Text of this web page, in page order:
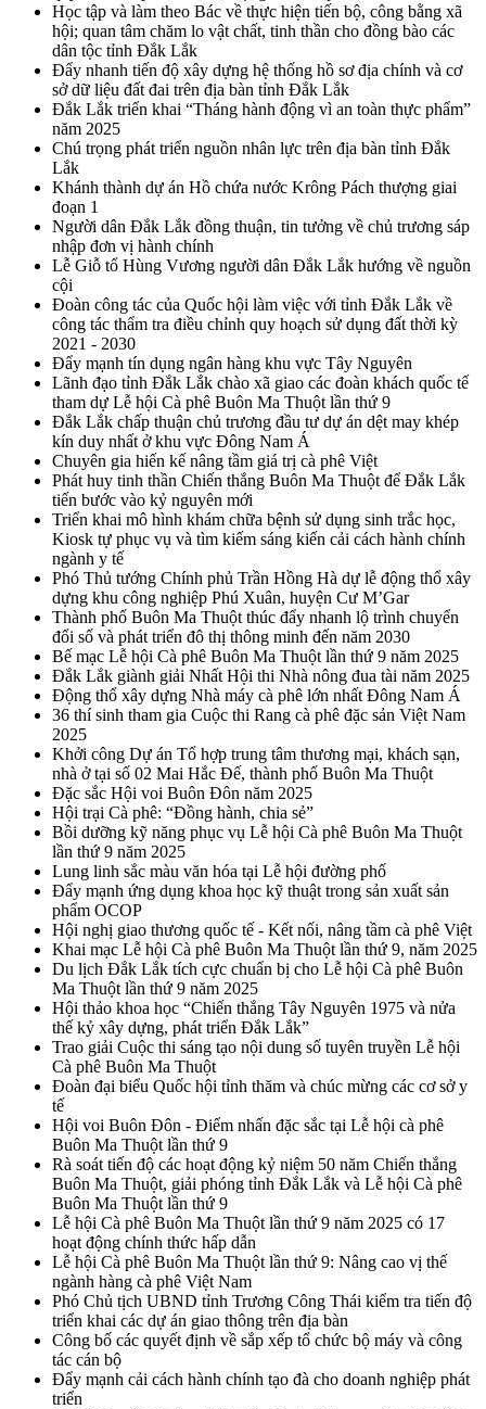
Học tập và làm theo Bác về thực hiện tiến bộ, công bằng xã
hội; quan tâm chăm lo vật chất, tinh thần cho đồng bào các
dân tộc tỉnh Đắk Lắk
Đẩy nhanh tiến độ xây dựng hệ thống hồ sơ địa chính và cơ
sở dữ liệu đất đai trên địa bàn tỉnh Đắk Lắk
Đắk Lắk triển khai “Tháng hành động vì an toàn thực phẩm”
năm 2025
Chú trọng phát triển nguồn nhân lực trên địa bàn tỉnh Đắk
Lắk
Khánh thành dự án Hồ chứa nước Krông Pách thượng giai
đoạn 1
Người dân Đắk Lắk đồng thuận, tin tưởng về chủ trương sáp
nhập đơn vị hành chính
Lễ Giỗ tổ Hùng Vương người dân Đắk Lắk hướng về nguồn
cội
Đoàn công tác của Quốc hội làm việc với tỉnh Đắk Lắk về
công tác thẩm tra điều chỉnh quy hoạch sử dụng đất thời kỳ
2021 - 2030
Đẩy mạnh tín dụng ngân hàng khu vực Tây Nguyên
Lãnh đạo tỉnh Đắk Lắk chào xã giao các đoàn khách quốc tế
tham dự Lễ hội Cà phê Buôn Ma Thuột lần thứ 9
Đắk Lắk chấp thuận chủ trương đầu tư dự án dệt may khép
kín duy nhất ở khu vực Đông Nam Á
Chuyên gia hiến kế nâng tầm giá trị cà phê Việt
Phát huy tinh thần Chiến thắng Buôn Ma Thuột để Đắk Lắk
tiến bước vào kỷ nguyên mới
Triển khai mô hình khám chữa bệnh sử dụng sinh trắc học,
Kiosk tự phục vụ và tìm kiếm sáng kiến cải cách hành chính
ngành y tế
Phó Thủ tướng Chính phủ Trần Hồng Hà dự lễ động thổ xây
dựng khu công nghiệp Phú Xuân, huyện Cư M’Gar
Thành phố Buôn Ma Thuột thúc đẩy nhanh lộ trình chuyển
đổi số và phát triển đô thị thông minh đến năm 2030
Bế mạc Lễ hội Cà phê Buôn Ma Thuột lần thứ 9 năm 2025
Đắk Lắk giành giải Nhất Hội thi Nhà nông đua tài năm 2025
Động thổ xây dựng Nhà máy cà phê lớn nhất Đông Nam Á
36 thí sinh tham gia Cuộc thi Rang cà phê đặc sản Việt Nam
2025
Khởi công Dự án Tổ hợp trung tâm thương mại, khách sạn,
nhà ở tại số 02 Mai Hắc Đế, thành phố Buôn Ma Thuột
Đặc sắc Hội voi Buôn Đôn năm 2025
Hội trại Cà phê: “Đồng hành, chia sẻ”
Bồi dưỡng kỹ năng phục vụ Lễ hội Cà phê Buôn Ma Thuột
lần thứ 9 năm 2025
Lung linh sắc màu văn hóa tại Lễ hội đường phố
Đẩy mạnh ứng dụng khoa học kỹ thuật trong sản xuất sản
phẩm OCOP
Hội nghị giao thương quốc tế - Kết nối, nâng tầm cà phê Việt
Khai mạc Lễ hội Cà phê Buôn Ma Thuột lần thứ 9, năm 2025
Du lịch Đắk Lắk tích cực chuẩn bị cho Lễ hội Cà phê Buôn
Ma Thuột lần thứ 9 năm 2025
Hội thảo khoa học “Chiến thắng Tây Nguyên 1975 và nửa
thế kỷ xây dựng, phát triển Đắk Lắk”
Trao giải Cuộc thi sáng tạo nội dung số tuyên truyền Lễ hội
Cà phê Buôn Ma Thuột
Đoàn đại biểu Quốc hội tỉnh thăm và chúc mừng các cơ sở y
tế
Hội voi Buôn Đôn - Điểm nhấn đặc sắc tại Lễ hội cà phê
Buôn Ma Thuột lần thứ 9
Rà soát tiến độ các hoạt động kỷ niệm 50 năm Chiến thắng
Buôn Ma Thuột, giải phóng tỉnh Đắk Lắk và Lễ hội Cà phê
Buôn Ma Thuột lần thứ 9
Lễ hội Cà phê Buôn Ma Thuột lần thứ 9 năm 2025 có 17
hoạt động chính thức hấp dẫn
Lễ hội Cà phê Buôn Ma Thuột lần thứ 9: Nâng cao vị thế
ngành hàng cà phê Việt Nam
Phó Chủ tịch UBND tỉnh Trương Công Thái kiểm tra tiến độ
triển khai các dự án giao thông trên địa bàn
Công bố các quyết định về sắp xếp tổ chức bộ máy và công
tác cán bộ
Đẩy mạnh cải cách hành chính tạo đà cho doanh nghiệp phát
triển